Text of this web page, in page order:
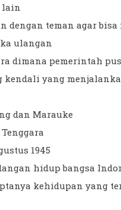
lain
dengan teman agar
ulangan
dimana pemerintah
kendali yang
dan Marauke
Tenggara
1945
hidup bangsa
kehidupan yang